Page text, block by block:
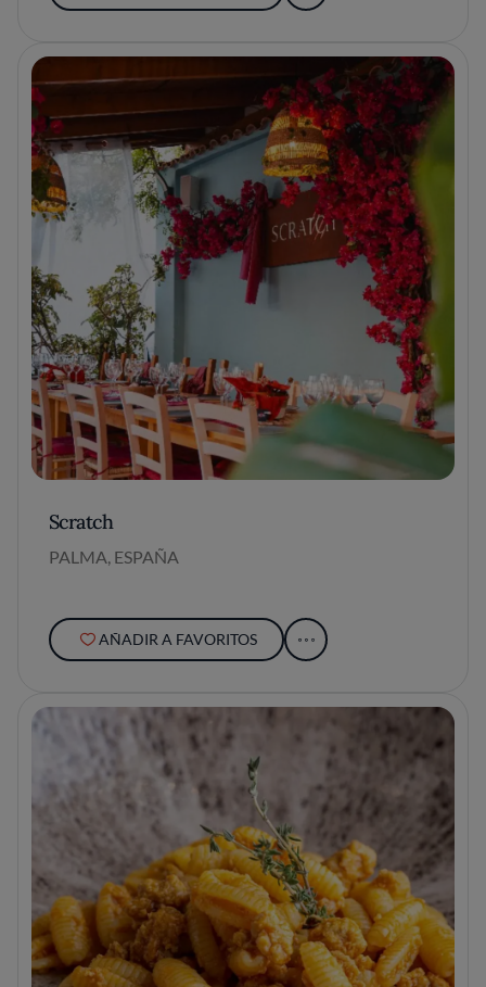
Scratch
PALMA, ESPAÑA
AÑADIR A FAVORITOS